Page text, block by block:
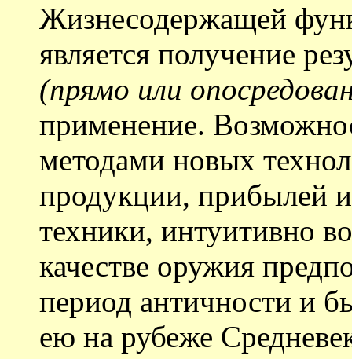
Жизнесодержащей
является получение
(прямо или
применение.
методами новых
продукции, прибылей
техники, интуитивно
качестве оружия
период античности и
ею на рубеже